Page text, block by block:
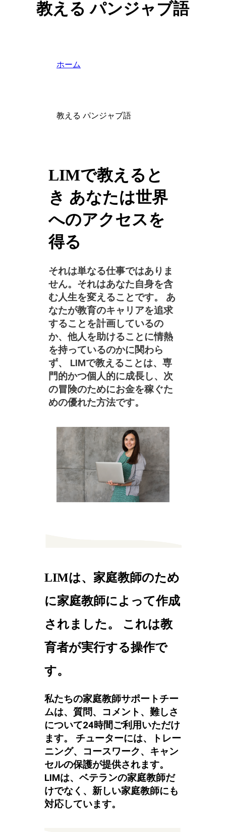
教える パンジャブ語
ホーム
教える パンジャブ語
LIMで教えると
き あなたは世界
へのアクセスを
得る
それは単なる仕事ではありま
せん。それはあなた自身を含
む人生を変えることです。 あ
なたが教育のキャリアを追求
することを計画しているの
か、他人を助けることに情熱
を持っているのかに関わら
ず、 LIMで教えることは、専
門的かつ個人的に成長し、次
の冒険のためにお金を稼ぐた
めの優れた方法です。
LIMは、家庭教師のため
に家庭教師によって作成
されました。 これは教
育者が実行する操作で
す。
私たちの家庭教師サポートチー
ムは、質問、コメント、難しさ
について24時間ご利用いただけ
ます。 チューターには、トレー
ニング、コースワーク、キャン
セルの保護が提供されます。
LIMは、ベテランの家庭教師だ
けでなく、新しい家庭教師にも
対応しています。